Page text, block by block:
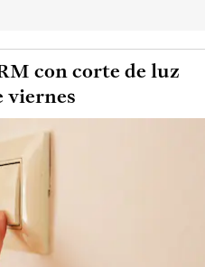
con corte de luz
viernes